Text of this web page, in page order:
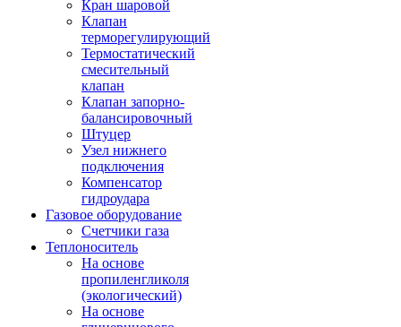
Кран шаровой
Клапан
терморегулирующий
Термостатический
смесительный
клапан
Клапан запорно-
балансировочный
Штуцер
Узел нижнего
подключения
Компенсатор
гидроудара
Газовое оборудование
Счетчики газа
Теплоноситель
На основе
пропиленгликоля
(экологический)
На основе